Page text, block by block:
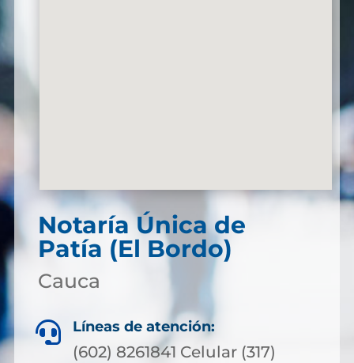
Notaría Única de
Patía (El Bordo)
Cauca
 Líneas de atención:
(602) 8261841 Celular (317)